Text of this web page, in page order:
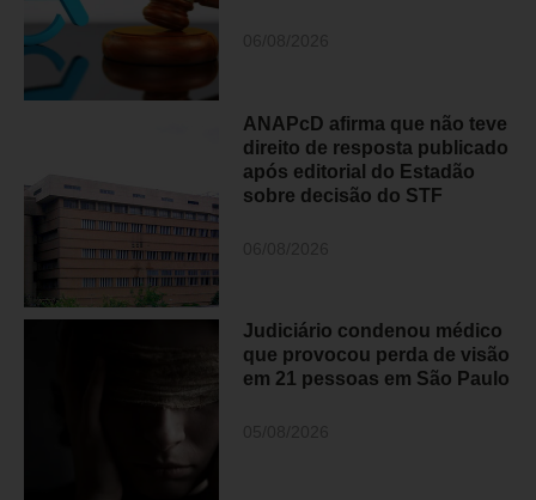
ANAPcD afirma que não teve
direito de resposta publicado
após editorial do Estadão
sobre decisão do STF
Judiciário condenou médico
que provocou perda de visão
em 21 pessoas em São Paulo